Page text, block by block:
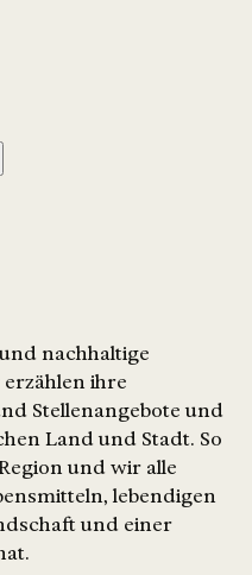
nachhaltige
ihre
Stellenangebote und
Land und Stadt. So
und wir alle
lebendigen
und einer